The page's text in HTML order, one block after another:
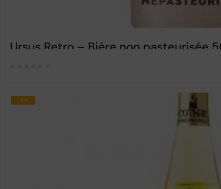
Ursus Retro – Bière non pasteurisée
Hot